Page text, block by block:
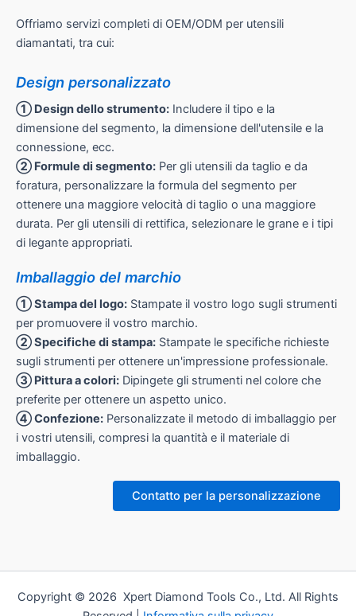
Offriamo servizi completi di OEM/ODM per utensili
diamantati, tra cui:
Design personalizzato
① Design dello strumento: Includere il tipo e la
dimensione del segmento, la dimensione dell'utensile e la
connessione, ecc.
② Formule di segmento: Per gli utensili da taglio e da
foratura, personalizzare la formula del segmento per
ottenere una maggiore velocità di taglio o una maggiore
durata. Per gli utensili di rettifica, selezionare le grane e i tipi
di legante appropriati.
Imballaggio del marchio
① Stampa del logo: Stampate il vostro logo sugli strumenti
per promuovere il vostro marchio.
② Specifiche di stampa: Stampate le specifiche richieste
sugli strumenti per ottenere un'impressione professionale.
③ Pittura a colori: Dipingete gli strumenti nel colore che
preferite per ottenere un aspetto unico.
④ Confezione: Personalizzate il metodo di imballaggio per
i vostri utensili, compresi la quantità e il materiale di
imballaggio.
Contatto per la personalizzazione
Copyright © 2026 Xpert Diamond Tools Co., Ltd. All Rights